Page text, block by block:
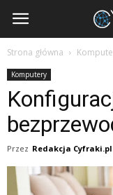
Cyfraki.pl
Strona główna
Komputery
Przez Redakcja Cyfraki.pl